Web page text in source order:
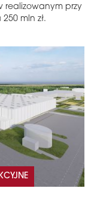
realizowanym przy
mln zł.